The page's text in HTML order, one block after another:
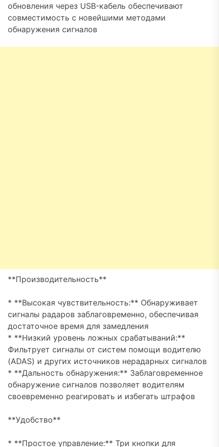
обновления через USB-кабель обеспечивают
совместимость с новейшими методами
обнаружения сигналов
**Производительность**
* **Высокая чувствительность:** Обнаруживает
сигналы радаров заблаговременно, обеспечивая
достаточное время для замедления
* **Низкий уровень ложных срабатываний:**
Фильтрует сигналы от систем помощи водителю
(ADAS) и других источников нерадарных сигналов
* **Дальность обнаружения:** Заблаговременное
обнаружение сигналов позволяет водителям
своевременно реагировать и избегать штрафов
**Удобство**
* **Простое управление:** Три кнопки для